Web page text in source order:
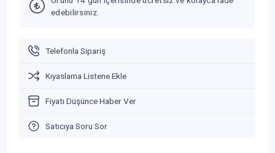
edebilirsiniz.
Telefonla Sipariş
Kıyaslama Listene Ekle
Fiyatı Düşünce Haber Ver
Satıcıya Soru Sor